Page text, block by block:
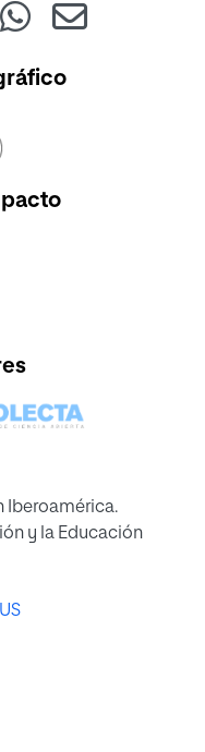
Iberoamérica.
y la Educación